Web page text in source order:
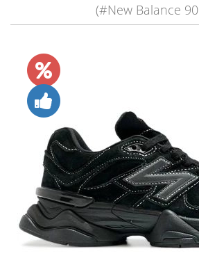
(#New Balance